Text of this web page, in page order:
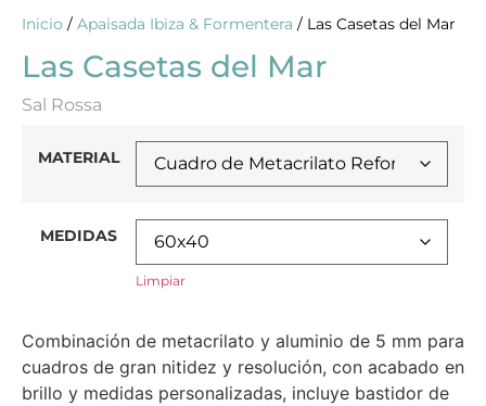
Inicio / Apaisada Ibiza & Formentera / Las Casetas del Mar
Las Casetas del Mar
Sal Rossa
MATERIAL
MEDIDAS
Limpiar
Combinación de metacrilato y aluminio de 5 mm para
cuadros de gran nitidez y resolución, con acabado en
brillo y medidas personalizadas, incluye bastidor de